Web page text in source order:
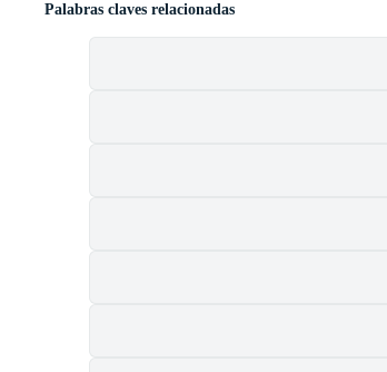
Palabras claves relacionadas